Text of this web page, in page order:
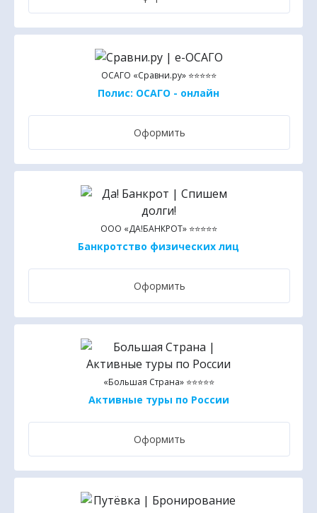
ОСАГО «Сравни.ру» ⭐⭐⭐⭐⭐
Полис: ОСАГО - онлайн
Оформить
ООО «ДА!БАНКРОТ» ⭐⭐⭐⭐⭐
Банкротство физических лиц
Оформить
«Большая Страна» ⭐⭐⭐⭐⭐
Активные туры по России
Оформить